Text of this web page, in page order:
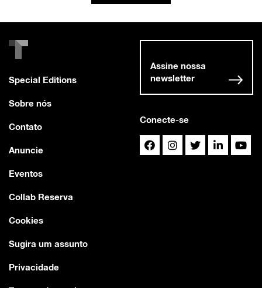
Special Editions
Sobre nós
Contato
Anuncie
Eventos
Collab Reserva
Cookies
Sugira um assunto
Privacidade
Conecte-se
Assine nossa
newsletter